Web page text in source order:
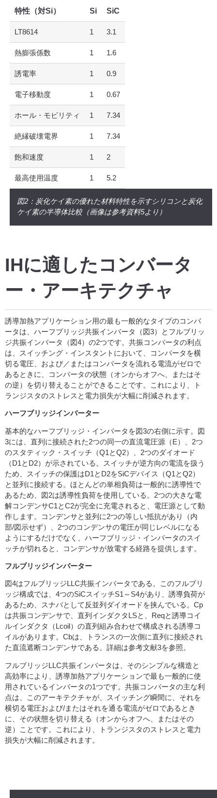
特性（対Si） Si SiC
LT8614 1 3.1
熱膨張係数 1 1.6
誘電率 1 0.9
電子移動度 1 0.67
ホール・モビリティ 1 7.34
絶縁破壊電界 1 7.34
飽和速度 1 2
最高使用温度 1 5.2
図2：炭化ケイ素の優れた材料特性を示すシリコンと炭化
ケイ素の半導体比較（画像は参考資料5より）
IHに適したコンバータ
ー・アーキテクチャ
誘導加熱アプリケーション用の最も一般的なタイプのコンバ
ータは、ハーフブリッジ共振インバータ（図3）とフルブリッ
ジ共振インバータ（図4）の2つです。共振コンバータの利点
は、スイッチング・インスタントにおいて、コンバータを横
切る電圧、および／またはコンバータを流れる電流がゼロで
あるときに、コンバータの状態（オンからオフへ、またはそ
の逆）を切り替えることができることです。これにより、ト
ランジスタのストレスと電力損失が大幅に削減されます。
ハーフブリッジインバーター
基本的なハーフブリッジ・インバータを図3の右側に示す。図
3には、直列に接続された2つの同一の直流電圧源（E）、2つ
のスタティック・スイッチ（Q1とQ2）、2つのダイオード
（D1とD2）が示されている。スイッチが逆方向の電流を扱う
ため、スイッチの保護はD1とD2をSiCデバイス（Q1とQ2）
と並列に接続する。ほとんどの単相負荷は一般的に誘導性で
あるため、図2は誘導性負荷を使用している。2つの大きな電
解コンデンサC1とC2が完全に充電されると、電圧源として動
作します。コンデンサと並列に2つの等しい抵抗があり（内
部/図示せず）、2つのコンデンサの電圧が同じレベルになる
ようにするだけでなく、ハーフブリッジ・インバータのスイ
ッチが切れると、コンデンサが放電する経路を提供します。
フルブリッジインバーター
図4はフルブリッジLLC共振インバータである。このフルブリ
ッジ構成では、4つのSiCスイッチS1～S4があり、誘導負荷が
あるため、スナバとして反並列ダイオードを挟んでいる。Cp
は共振コンデンサで、直列インダクタLSと、Reqと誘導コイ
ルインダクタ（Lcoil）の直列組み合わせで構成される誘導コ
イルがあります。Cbは、トランスの一次側に直列に接続され
た直流遮断コンデンサである。詳細は参考文献3を参照。
フルブリッジLLC共振インバータは、そのシンプルな構造と
高効率により、誘導加熱アプリケーションで最も一般的に使
用されているインバータの1つです。共振コンバータの主な利
点は、このアーキテクチャが、スイッチング瞬間に、それを
横切る電圧および/またはそれを通る電流がゼロであるとき
に、その状態を切り替える（オンからオフへ、またはその
逆）ことです。これにより、トランジスタのストレスと電力
損失が大幅に削減されます。